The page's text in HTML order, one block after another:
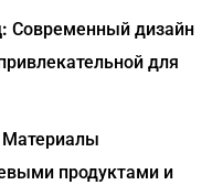
Современный дизайн
для
Материалы
продуктами и